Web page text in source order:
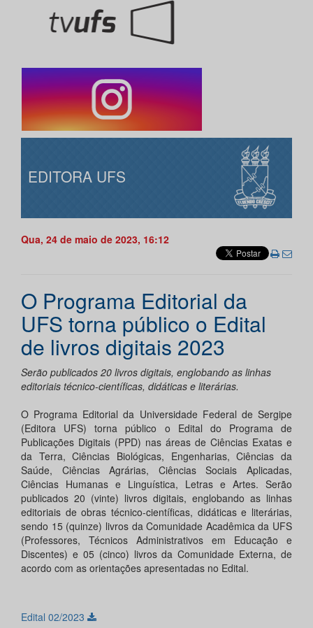
EDITORA UFS
Qua, 24 de maio de 2023, 16:12
O Programa Editorial da
UFS torna público o Edital
de livros digitais 2023
Serão publicados 20 livros digitais, englobando as linhas
editoriais técnico-científicas, didáticas e literárias.
O Programa Editorial da Universidade Federal de Sergipe
(Editora UFS) torna público o Edital do Programa de
Publicações Digitais (PPD) nas áreas de Ciências Exatas e
da Terra, Ciências Biológicas, Engenharias, Ciências da
Saúde, Ciências Agrárias, Ciências Sociais Aplicadas,
Ciências Humanas e Linguística, Letras e Artes. Serão
publicados 20 (vinte) livros digitais, englobando as linhas
editoriais de obras técnico-científicas, didáticas e literárias,
sendo 15 (quinze) livros da Comunidade Acadêmica da UFS
(Professores, Técnicos Administrativos em Educação e
Discentes) e 05 (cinco) livros da Comunidade Externa, de
acordo com as orientações apresentadas no Edital.
Edital 02/2023